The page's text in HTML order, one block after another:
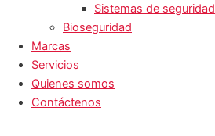
Sistemas de seguridad
Bioseguridad
Marcas
Servicios
Quienes somos
Contáctenos